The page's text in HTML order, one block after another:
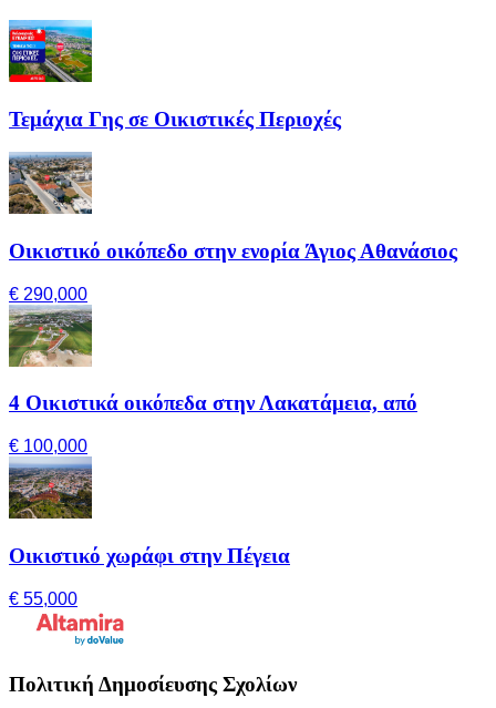
Τεμάχια Γης σε Οικιστικές Περιοχές
Οικιστικό οικόπεδο στην ενορία Άγιος Αθανάσιος
€ 290,000
4 Οικιστικά οικόπεδα στην Λακατάμεια, από
€ 100,000
Οικιστικό χωράφι στην Πέγεια
€ 55,000
Πολιτική Δημοσίευσης Σχολίων